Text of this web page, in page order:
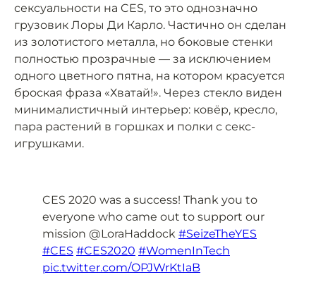
сексуальности на CES, то это однозначно
грузовик Лоры Ди Карло. Частично он сделан
из золотистого металла, но боковые стенки
полностью прозрачные — за исключением
одного цветного пятна, на котором красуется
броская фраза «Хватай!». Через стекло виден
минималистичный интерьер: ковёр, кресло,
пара растений в горшках и полки с секс-
игрушками.
CES 2020 was a success! Thank you to
everyone who came out to support our
mission @LoraHaddock #SeizeTheYES
#CES #CES2020 #WomenInTech
pic.twitter.com/OPJWrKtIaB